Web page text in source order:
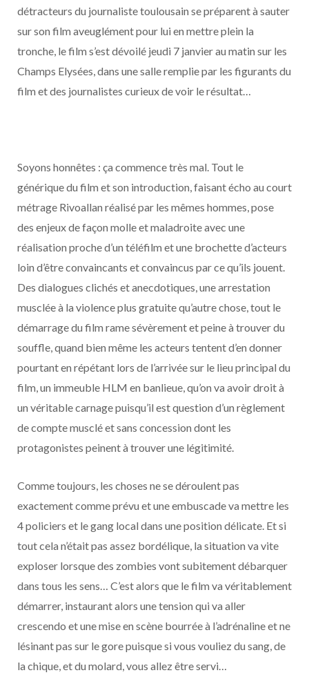
détracteurs du journaliste toulousain se préparent à sauter
sur son film aveuglément pour lui en mettre plein la
tronche, le film s’est dévoilé jeudi 7 janvier au matin sur les
Champs Elysées, dans une salle remplie par les figurants du
film et des journalistes curieux de voir le résultat…
Soyons honnêtes : ça commence très mal. Tout le
générique du film et son introduction, faisant écho au court
métrage Rivoallan réalisé par les mêmes hommes, pose
des enjeux de façon molle et maladroite avec une
réalisation proche d’un téléfilm et une brochette d’acteurs
loin d’être convaincants et convaincus par ce qu’ils jouent.
Des dialogues clichés et anecdotiques, une arrestation
musclée à la violence plus gratuite qu’autre chose, tout le
démarrage du film rame sévèrement et peine à trouver du
souffle, quand bien même les acteurs tentent d’en donner
pourtant en répétant lors de l’arrivée sur le lieu principal du
film, un immeuble HLM en banlieue, qu’on va avoir droit à
un véritable carnage puisqu’il est question d’un règlement
de compte musclé et sans concession dont les
protagonistes peinent à trouver une légitimité.
Comme toujours, les choses ne se déroulent pas
exactement comme prévu et une embuscade va mettre les
4 policiers et le gang local dans une position délicate. Et si
tout cela n’était pas assez bordélique, la situation va vite
exploser lorsque des zombies vont subitement débarquer
dans tous les sens… C’est alors que le film va véritablement
démarrer, instaurant alors une tension qui va aller
crescendo et une mise en scène bourrée à l’adrénaline et ne
lésinant pas sur le gore puisque si vous vouliez du sang, de
la chique, et du molard, vous allez être servi…